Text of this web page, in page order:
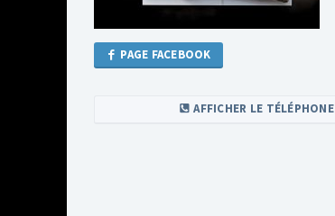
PAGE FACEBOOK
AFFICHER LE TÉLÉPHONE